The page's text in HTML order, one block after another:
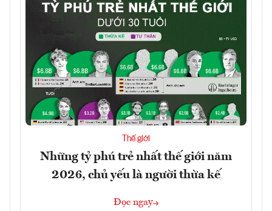
Thế giới
Những tỷ phú trẻ nhất thế giới năm
2026, chủ yếu là người thừa kế
Đọc ngay